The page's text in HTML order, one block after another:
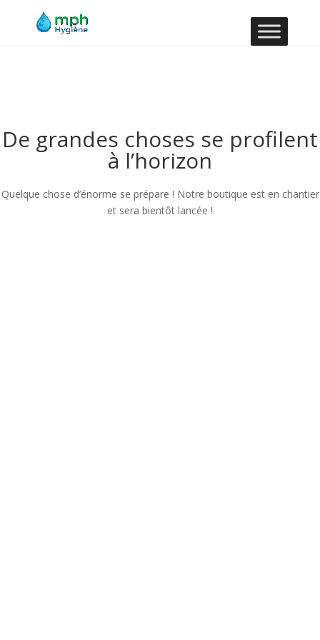
De grandes choses se profilent
à l’horizon
Quelque chose d’énorme se prépare ! Notre boutique est en chantier
et sera bientôt lancée !